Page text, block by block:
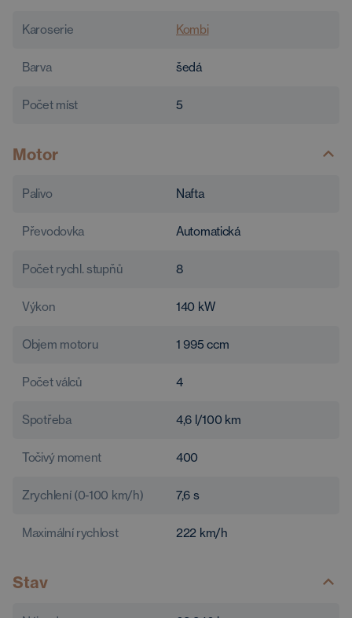
Karoserie Kombi
Barva šedá
Počet míst 5
Motor
Palivo Nafta
Převodovka Automatická
Počet rychl. stupňů 8
Výkon 140 kW
Objem motoru 1 995 ccm
Počet válců 4
Spotřeba 4,6 l/100 km
Točivý moment 400
Zrychlení (0-100 km/h) 7,6 s
Maximální rychlost 222 km/h
Stav